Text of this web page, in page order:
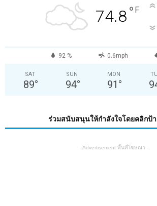
74.8° F
92 % 0.6mph
SAT
89°
SUN
94°
MON
91 °
ร่วมสนับสนุนให้กำลังใจโดยคลิกป้
- Advertisement พื้นที่โฆษณา -